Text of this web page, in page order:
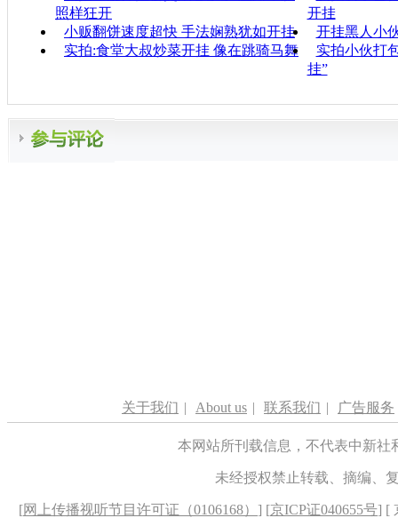
照样狂开
开挂
小贩翻饼速度超快 手法娴熟犹如开挂
开挂黑人小
实拍:食堂大叔炒菜开挂 像在跳骑马舞
实拍小伙打
挂”
关于我们 | About us | 联系我们 | 广告服务
本网站所刊载信息，不代表中新
未经授权禁止转载、摘编、
[网上传播视听节目许可证（0106168） ] [京ICP证040655号] [